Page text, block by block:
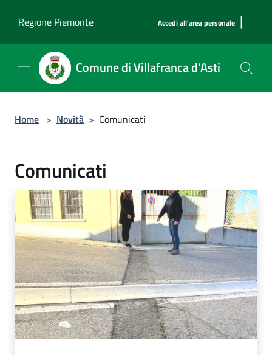
Regione Piemonte
Accedi all'area personale |
Comune di Villafranca d'Asti
Home > Novità > Comunicati
Comunicati